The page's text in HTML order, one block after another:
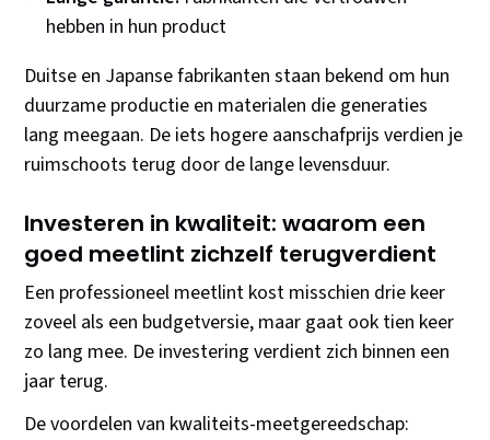
hebben in hun product
Duitse en Japanse fabrikanten staan bekend om hun
duurzame productie en materialen die generaties
lang meegaan. De iets hogere aanschafprijs verdien je
ruimschoots terug door de lange levensduur.
Investeren in kwaliteit: waarom een
goed meetlint zichzelf terugverdient
Een professioneel meetlint kost misschien drie keer
zoveel als een budgetversie, maar gaat ook tien keer
zo lang mee. De investering verdient zich binnen een
jaar terug.
De voordelen van kwaliteits-meetgereedschap: